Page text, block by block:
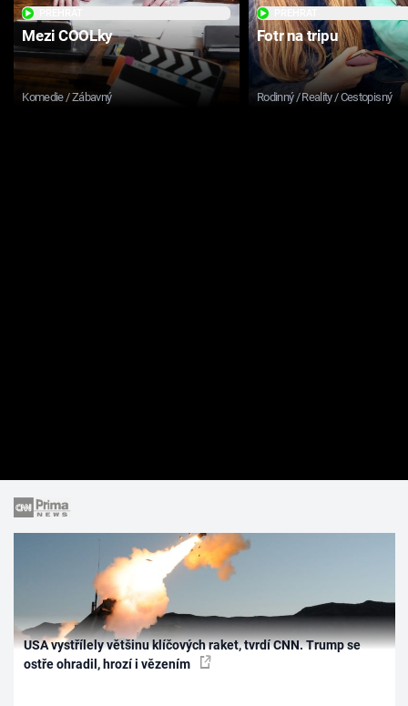
Mezi COOLky
Komedie / Zábavný
Fotr na tripu
Rodinný / Reality / Cestopisný
USA vystřílely většinu klíčových raket, tvrdí CNN. Trump se
ostře ohradil, hrozí i vězením